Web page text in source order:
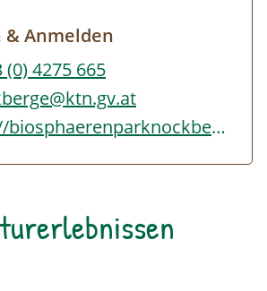
Anmelden
(0) 4275 665
https://biosphaerenparknockberge.at/tourenangebot